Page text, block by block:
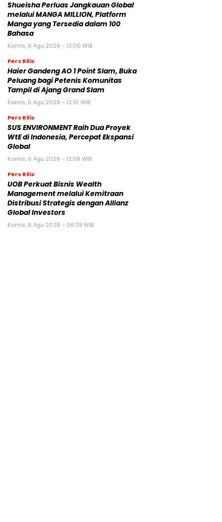
Shueisha Perluas Jangkauan Global
melalui MANGA MILLION, Platform
Manga yang Tersedia dalam 100
Bahasa
Kamis, 6 Agu 2026 - 13:00 WIB
Pers Rilis
Haier Gandeng AO 1 Point Slam, Buka
Peluang bagi Petenis Komunitas
Tampil di Ajang Grand Slam
Kamis, 6 Agu 2026 - 12:10 WIB
Pers Rilis
SUS ENVIRONMENT Raih Dua Proyek
WtE di Indonesia, Percepat Ekspansi
Global
Kamis, 6 Agu 2026 - 12:08 WIB
Pers Rilis
UOB Perkuat Bisnis Wealth
Management melalui Kemitraan
Distribusi Strategis dengan Allianz
Global Investors
Kamis, 6 Agu 2026 - 06:39 WIB